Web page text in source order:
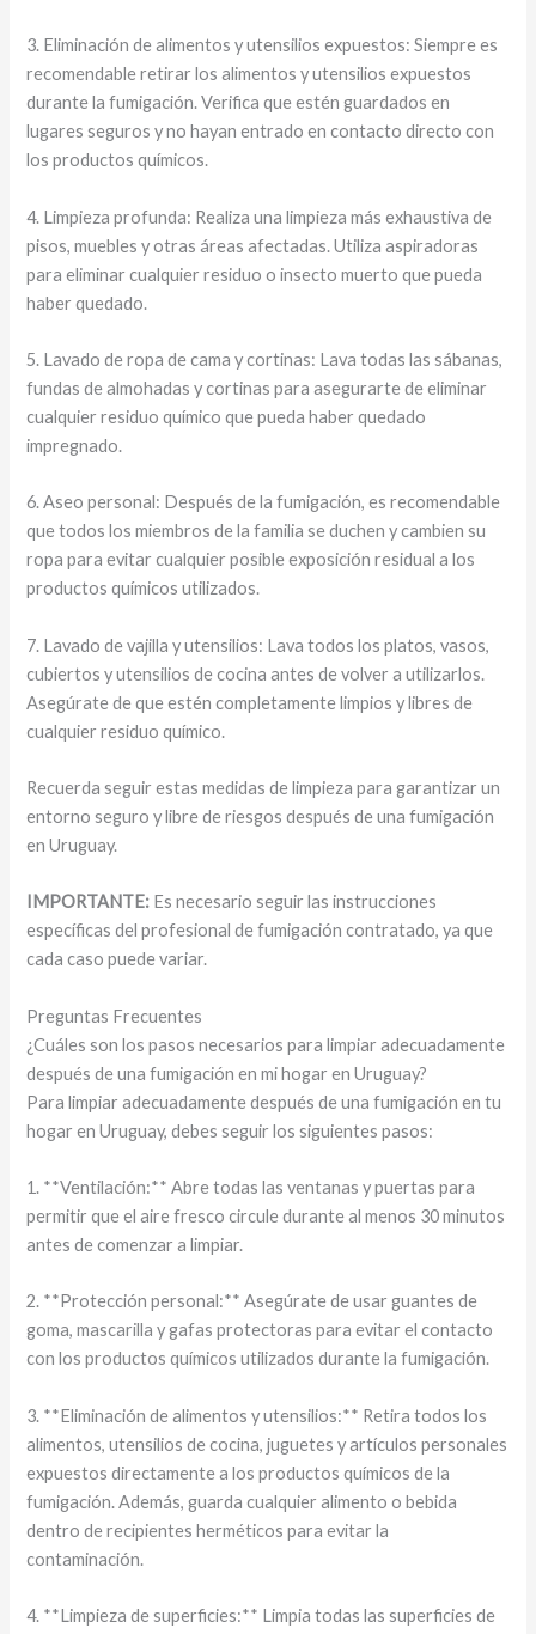
3. Eliminación de alimentos y utensilios expuestos: Siempre es
recomendable retirar los alimentos y utensilios expuestos
durante la fumigación. Verifica que estén guardados en
lugares seguros y no hayan entrado en contacto directo con
los productos químicos.
4. Limpieza profunda: Realiza una limpieza más exhaustiva de
pisos, muebles y otras áreas afectadas. Utiliza aspiradoras
para eliminar cualquier residuo o insecto muerto que pueda
haber quedado.
5. Lavado de ropa de cama y cortinas: Lava todas las sábanas,
fundas de almohadas y cortinas para asegurarte de eliminar
cualquier residuo químico que pueda haber quedado
impregnado.
6. Aseo personal: Después de la fumigación, es recomendable
que todos los miembros de la familia se duchen y cambien su
ropa para evitar cualquier posible exposición residual a los
productos químicos utilizados.
7. Lavado de vajilla y utensilios: Lava todos los platos, vasos,
cubiertos y utensilios de cocina antes de volver a utilizarlos.
Asegúrate de que estén completamente limpios y libres de
cualquier residuo químico.
Recuerda seguir estas medidas de limpieza para garantizar un
entorno seguro y libre de riesgos después de una fumigación
en Uruguay.
IMPORTANTE: Es necesario seguir las instrucciones
específicas del profesional de fumigación contratado, ya que
cada caso puede variar.
Preguntas Frecuentes
¿Cuáles son los pasos necesarios para limpiar adecuadamente
después de una fumigación en mi hogar en Uruguay?
Para limpiar adecuadamente después de una fumigación en tu
hogar en Uruguay, debes seguir los siguientes pasos:
1. **Ventilación:** Abre todas las ventanas y puertas para
permitir que el aire fresco circule durante al menos 30 minutos
antes de comenzar a limpiar.
2. **Protección personal:** Asegúrate de usar guantes de
goma, mascarilla y gafas protectoras para evitar el contacto
con los productos químicos utilizados durante la fumigación.
3. **Eliminación de alimentos y utensilios:** Retira todos los
alimentos, utensilios de cocina, juguetes y artículos personales
expuestos directamente a los productos químicos de la
fumigación. Además, guarda cualquier alimento o bebida
dentro de recipientes herméticos para evitar la
contaminación.
4. **Limpieza de superficies:** Limpia todas las superficies de